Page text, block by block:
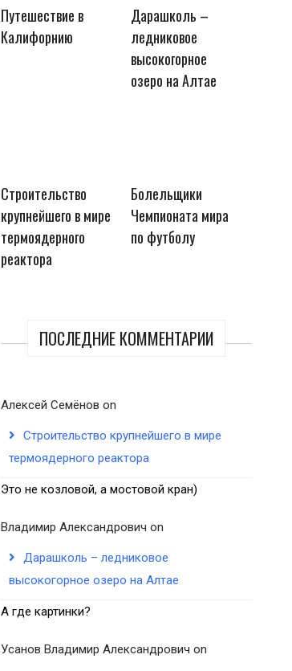
Путешествие в
Калифорнию
Дарашколь –
ледниковое
высокогорное
озеро на Алтае
Строительство
крупнейшего в мире
термоядерного
реактора
Болельщики
Чемпионата мира
по футболу
ПОСЛЕДНИЕ КОММЕНТАРИИ
Алексей Семёнов on
Строительство крупнейшего в мире
термоядерного реактора
Это не козловой, а мостовой кран)
Владимир Александрович on
Дарашколь – ледниковое
высокогорное озеро на Алтае
А где картинки?
Усанов Владимир Александрович on